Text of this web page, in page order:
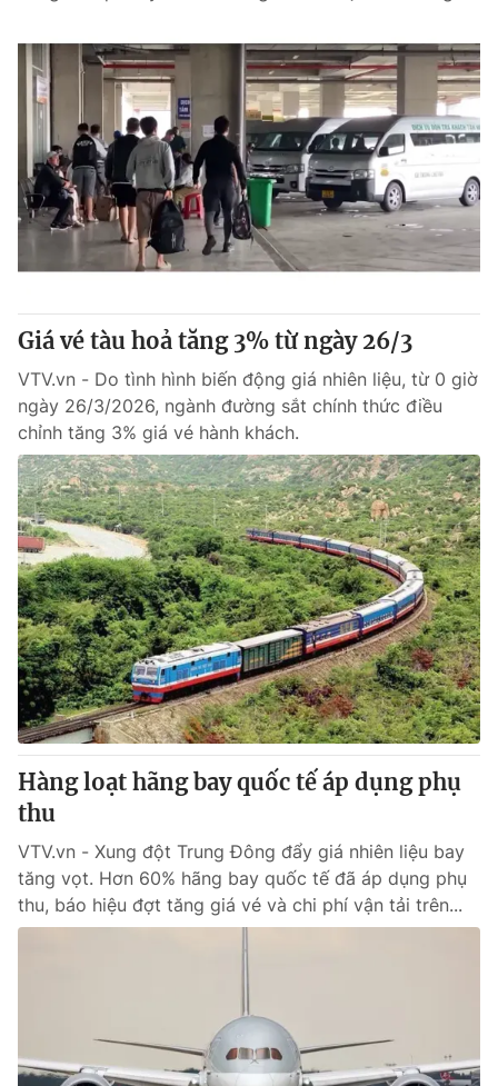
Giá vé tàu hoả tăng 3% từ ngày 26/3
VTV.vn - Do tình hình biến động giá nhiên liệu, từ 0 giờ
ngày 26/3/2026, ngành đường sắt chính thức điều
chỉnh tăng 3% giá vé hành khách.
Hàng loạt hãng bay quốc tế áp dụng phụ
thu
VTV.vn - Xung đột Trung Đông đẩy giá nhiên liệu bay
tăng vọt. Hơn 60% hãng bay quốc tế đã áp dụng phụ
thu, báo hiệu đợt tăng giá vé và chi phí vận tải trên...